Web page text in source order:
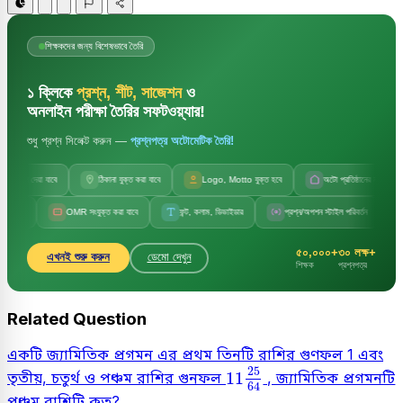
শিক্ষকদের জন্য বিশেষভাবে তৈরি
১ ক্লিকে প্রশ্ন, শীট, সাজেশনও
অনলাইন পরীক্ষা তৈরির সফটওয়্যার!
শুধু প্রশ্ন সিলেক্ট করুন — প্রশ্নপত্র অটোমেটিক তৈরি!
দেয়া যাবে ঠিকানা যুক্ত করা যাবে Logo, Motto যুক্ত হবে অটো প্রতিষ্ঠানের নাম
OMR সংযুক্ত করা যাবে ফন্ট, কলাম, ডিভাইডার প্রশ্ন/অপশন স্টাইল পরিবর্তন
এখনই শুরু করুন ডেমো দেখুন ৫০,০০০+
শিক্ষক
৩০ লক্ষ+
প্রশ্নপত্র
Related Question
একটি জ্যামিতিক প্রগমন এর প্রথম তিনটি রাশির গুণফল 1 এবং
তৃতীয়, চতুর্থ ও পঞ্চম রাশির গুনফল 11 25
64
112564
, জ্যামিতিক প্রগমনটি